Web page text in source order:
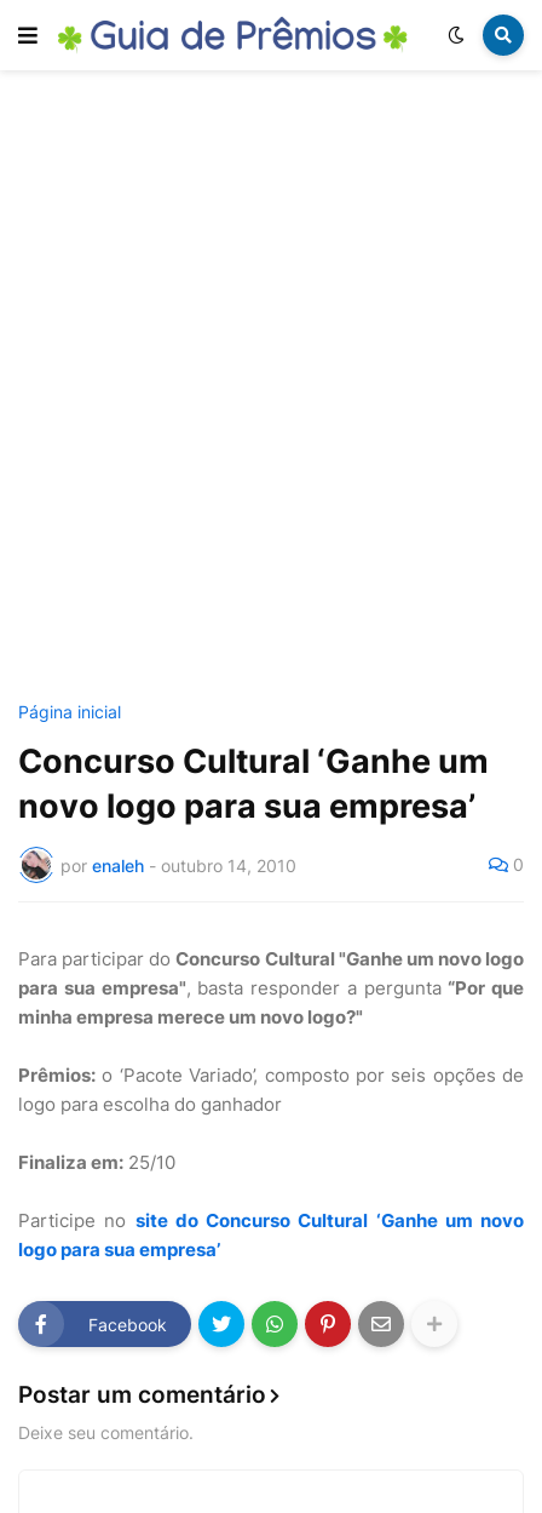
Página inicial
Concurso Cultural ‘Ganhe um
novo logo para sua empresa’
por enaleh - outubro 14, 2010 0
Para participar doConcurso Cultural "Ganhe um novo logo
para sua empresa", basta responder a pergunta “Por que
minha empresa merece um novo logo?"
Prêmios: o ‘Pacote Variado’, composto por seis opções de
logo para escolha do ganhador
Finaliza em: 25/10
Participe no site do Concurso Cultural ‘Ganhe um novo
logo para sua empresa’
Facebook
Postar um comentário
Deixe seu comentário.